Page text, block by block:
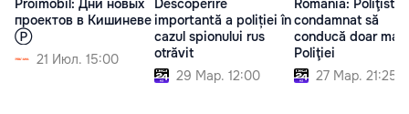
Proimobil: Дни новых
проектов в Кишиневе
Ⓟ
21 Июл. 15:00
Descoperire
importantă a poliției în
cazul spionului rus
otrăvit
29 Мар. 12:00
România: Poliţist
condamnat să
conducă doar
Poliţiei
27 Мар. 21:25